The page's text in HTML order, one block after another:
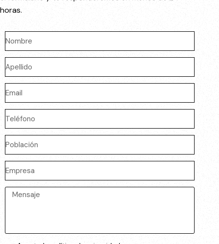
horas.